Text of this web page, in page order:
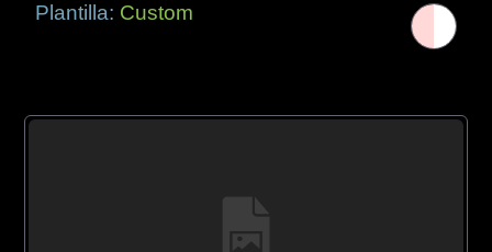
Plantilla: Custom